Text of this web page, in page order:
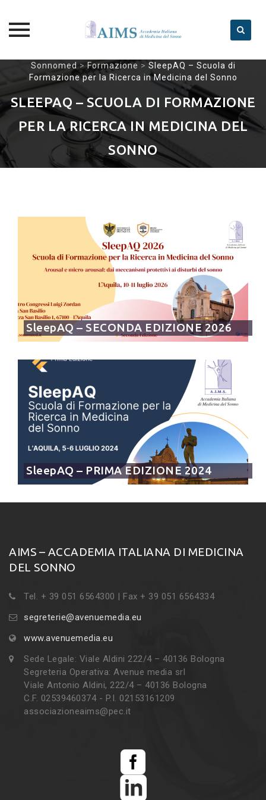
content
Sonnomed > Formazione > SleepAQ – Scuola di
Formazione per la Ricerca in Medicina del Sonno
SLEEPAQ – SCUOLA DI FORMAZIONE
PER LA RICERCA IN MEDICINA DEL
SONNO
SleepAQ – SECONDA EDIZIONE 2026
SleepAQ – PRIMA EDIZIONE 2024
AIMS – ACCADEMIA ITALIANA DI MEDICINA
DEL SONNO
Tel. + 39 051 6564300 | Fax + 39 051 6564334
segreterie@avenuemedia.eu
www.avenuemedia.eu
Sede Legale: Viale Aldini 222/4 – 40136 Bologna
Segreteria Operativa: Avenue media srl
Viale Antonio Aldini, 222/4 – 40136 Bologna
C.F. 02539460374 - P.I. 02153161209
associazioneaims@pec.it